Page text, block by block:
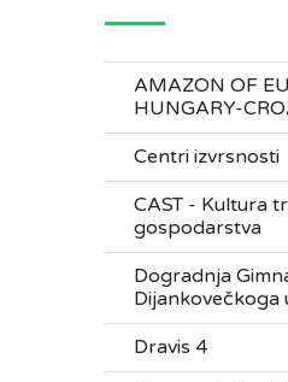
AMAZON OF
HUNGARY-
Centri izvrsnosti
CAST - Kultura
gospodarstva
Dogradnja
Dijankovečkoga
Dravis 4